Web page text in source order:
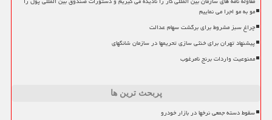
مو به مو اجرا می نماییم
چراغ سبز مشروط برای برگشت سهام عدالت
پیشنهاد تهران برای خنثی سازی تحریمها در سازمان شانگهای
ممنوعیت واردات برنج نامرغوب
پربحث ترین ها
سقوط دسته جمعی نرخها در بازار خودرو